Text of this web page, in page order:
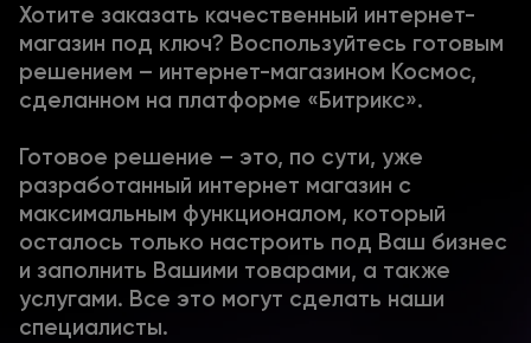
Хотите заказать качественный интернет-
магазин под ключ? Воспользуйтесь готовым
решением – интернет-магазином Космос,
сделанном на платформе «Битрикс».
Готовое решение – это, по сути, уже
разработанный интернет магазин с
максимальным функционалом, который
осталось только настроить под Ваш бизнес
и заполнить Вашими товарами, а также
услугами. Все это могут сделать наши
специалисты.